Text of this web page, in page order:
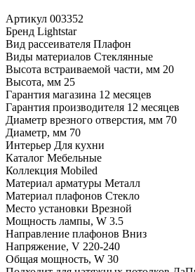
Артикул 003352
Бренд Lightstar
Вид рассеивателя Плафон
Виды материалов Стеклянные
Высота встраиваемой части, мм 20
Высота, мм 25
Гарантия магазина 12 месяцев
Гарантия производителя 12 месяцев
Диаметр врезного отверстия, мм 70
Диаметр, мм 70
Интерьер Для кухни
Каталог Мебельные
Коллекция Mobiled
Материал арматуры Металл
Материал плафонов Стекло
Место установки Врезной
Мощность лампы, W 3.5
Направление плафонов Вниз
Напряжение, V 220-240
Общая мощность, W 30